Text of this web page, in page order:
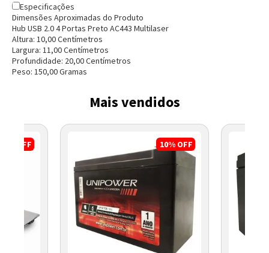
Especificações
Dimensões Aproximadas do Produto
Hub USB 2.0 4 Portas Preto AC443 Multilaser
Altura: 10,00Centímetros
Largura: 11,00Centímetros
Profundidade: 20,00Centímetros
Peso: 150,00Gramas
Mais vendidos
OFF 10% OFF